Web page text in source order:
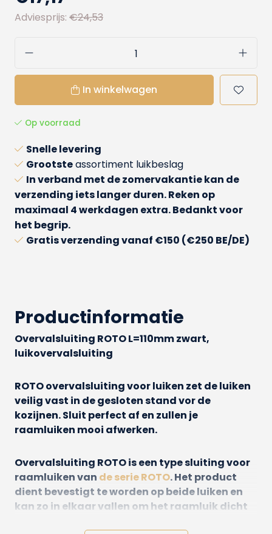
Adviesprijs: €24,53
In winkelwagen
Op voorraad
Snelle levering
Grootsteassortiment luikbeslag
In verband met de zomervakantie kan de
verzending iets langer duren. Reken op
maximaal 4 werkdagen extra. Bedankt voor
het begrip.
Gratis verzendingvanaf €150 (€250 BE/DE)
Productinformatie
Overvalsluiting ROTO L=110mm zwart,
luikovervalsluiting
ROTO overvalsluiting voor luiken zet de luiken
veilig vast in de gesloten stand vor de
kozijnen. Sluit perfect af en zullen je
raamluiken mooi afwerken.
Overvalsluiting ROTO is een type sluiting voor
raamluiken van de serie ROTO. Het product
dient bevestigt te worden op beide luiken en
kan zo in elkaar vallen om het raamluik dicht